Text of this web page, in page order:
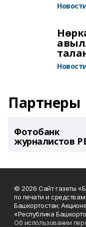
Партнеры
Фотобанк
журналистов
© 2026 Сайт газеты
по печати и
Башкортостан;
«Республика
Об использовании